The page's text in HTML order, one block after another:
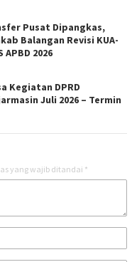
Pusat Dipangkas,
Balangan Revisi KUA-
APBD 2026
Kegiatan DPRD
Juli 2026 – Termin
yang wajib ditandai *